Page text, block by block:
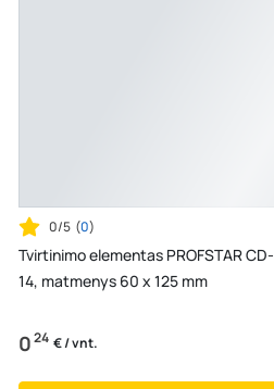
0/5 (0)
Tvirtinimo elementas PROFSTAR CD-
14, matmenys 60 x 125 mm
024 € / vnt.